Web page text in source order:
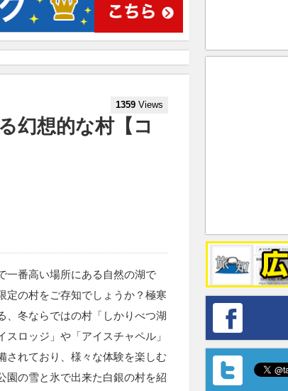
1359 Views
幻想的な村【コ
一番高い場所にある自然の湖で
定の村をご存知でしょうか？極寒
、冬ならではの村「しかりべつ湖
ロッジ」や「アイスチャペル」
されており、様々な体験を楽しむ
園の雪と氷で出来た白銀の村を紹